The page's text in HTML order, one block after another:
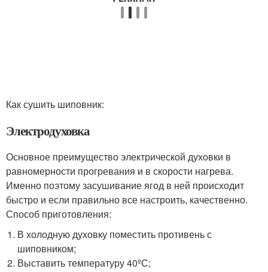
Как сушить шиповник:
Электродуховка
Основное преимущество электрической духовки в
равномерности прогревания и в скорости нагрева.
Именно поэтому засушивание ягод в ней происходит
быстро и если правильно все настроить, качественно.
Способ приготовления:
В холодную духовку поместить противень с
шиповником;
Выставить температуру 40ºС;